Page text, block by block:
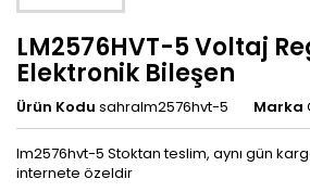
LM2576HVT-5 Voltaj
Elektronik Bileşen
Ürün Kodu sahralm2576hvt-5 Marka
lm2576hvt-5 Stoktan teslim, aynı gün
internete özeldir